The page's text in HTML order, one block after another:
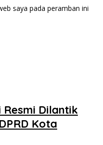
saya pada peramban ini
Resmi Dilantik
Kota